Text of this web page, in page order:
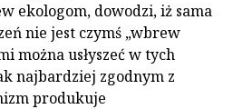
ekologom, dowodzi, iż sama
nie jest czymś „wbrew
można usłyszeć w tych
najbardziej zgodnym z
produkuje